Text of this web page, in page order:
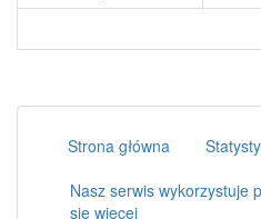
Strona główna
Nasz serwis wykorzystuje
się więcej